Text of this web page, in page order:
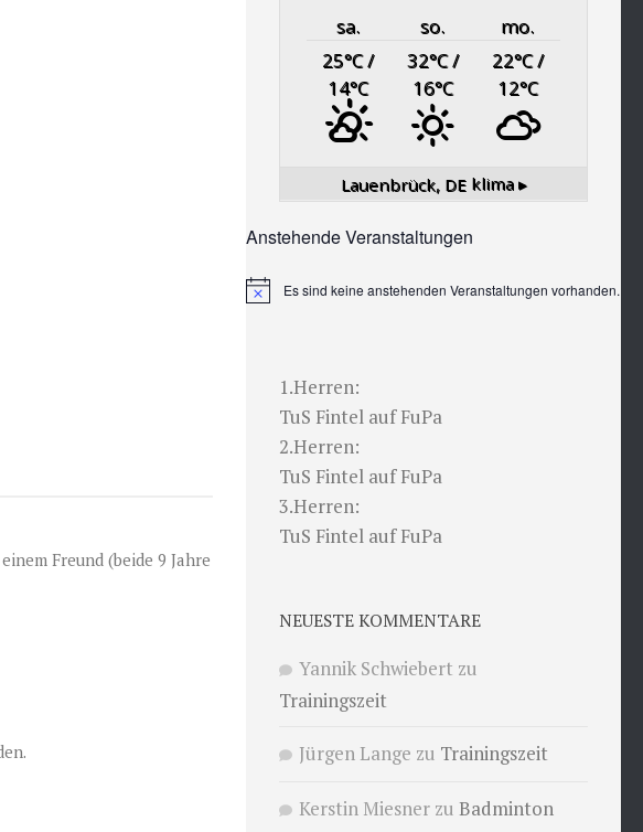
Freund (beide 9 Jahre
sa. so.
mo.
25°C/
14°C
32°C/
16°C
22°C/
12°C
Lauenbrück, DEklima ▸
Anstehende Veranstaltungen
HinweisEs sind keine anstehenden Veranstaltungen vorhanden.
1.Herren:
TuS Fintel auf FuPa
2.Herren:
TuS Fintel auf FuPa
3.Herren:
TuS Fintel auf FuPa
NEUESTE KOMMENTARE
Yannik Schwiebert zu
Trainingszeit
Jürgen Lange zu Trainingszeit
Kerstin Miesner zu Badminton